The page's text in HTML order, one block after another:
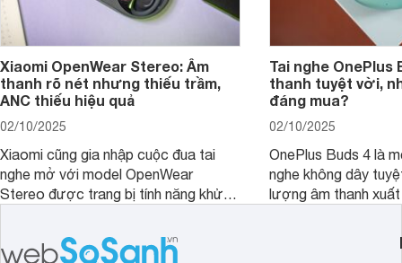
Xiaomi OpenWear Stereo: Âm
thanh rõ nét nhưng thiếu trầm,
ANC thiếu hiệu quả
02/10/2025
Xiaomi cũng gia nhập cuộc đua tai
nghe mở với model OpenWear
Stereo được trang bị tính năng khử
ồn của chiếc tai nghe Xiaomi này có
Tai nghe OnePlus
thanh tuyệt vời,
đáng mua?
02/10/2025
OnePlus Buds 4 là
nghe không dây
lượng âm thanh
tiến. Tuy nhiên,